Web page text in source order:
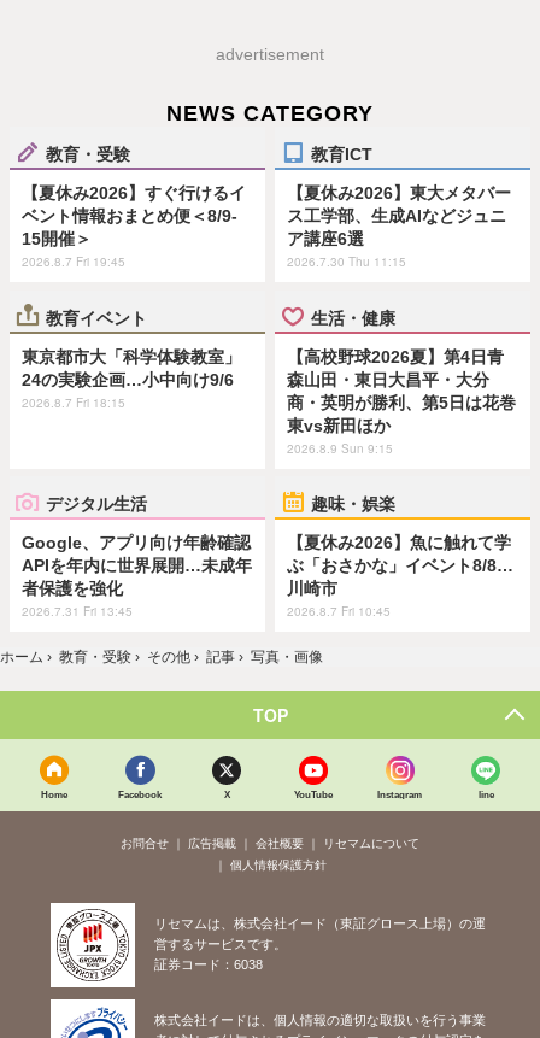
advertisement
NEWS CATEGORY
教育・受験
【夏休み2026】すぐ行けるイ
ベント情報おまとめ便＜8/9-
15開催＞
2026.8.7 Fri 19:45
教育ICT
【夏休み2026】東大メタバー
ス工学部、生成AIなどジュニ
ア講座6選
2026.7.30 Thu 11:15
教育イベント
東京都市大「科学体験教室」
24の実験企画…小中向け9/6
2026.8.7 Fri 18:15
生活・健康
【高校野球2026夏】第4日青
森山田・東日大昌平・大分
商・英明が勝利、第5日は花巻
東vs新田ほか
2026.8.9 Sun 9:15
デジタル生活
Google、アプリ向け年齢確認
APIを年内に世界展開…未成年
者保護を強化
2026.7.31 Fri 13:45
趣味・娯楽
【夏休み2026】魚に触れて学
ぶ「おさかな」イベント8/8…
川崎市
2026.8.7 Fri 10:45
ホーム › 教育・受験 › その他 › 記事 › 写真・画像
TOP
Home Facebook X YouTube Instagram line
お問合せ 広告掲載 会社概要
リセマムについて
個人情報保護方針
リセマムは、株式会社イード（東証グロース上場）の運
営するサービスです。
証券コード：6038
株式会社イードは、個人情報の適切な取扱いを行う事業